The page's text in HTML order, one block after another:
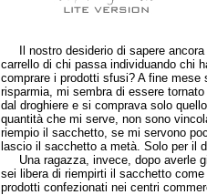
Il nostro desiderio di sapere ancora
carrello di chi passa individuando chi
comprare i prodotti sfusi? A fine mese
risparmia, mi sembra di essere
dal droghiere e si comprava solo
quantità che mi serve, non sono
riempio il sacchetto, se mi servono
lascio il sacchetto a metà. Solo per il
Una ragazza, invece, dopo averle
sei libera di riempirti il sacchetto
prodotti confezionati nei centri